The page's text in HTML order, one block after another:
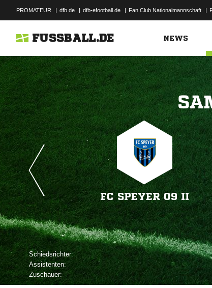
PROMATEUR | dfb.de | dfb-efootball.de | Fan Club Nationalmannschaft |
FUSSBALL.DE NEWS
FC SPEYER 09 II
Schiedsrichter:
Assistenten:
Zuschauer: